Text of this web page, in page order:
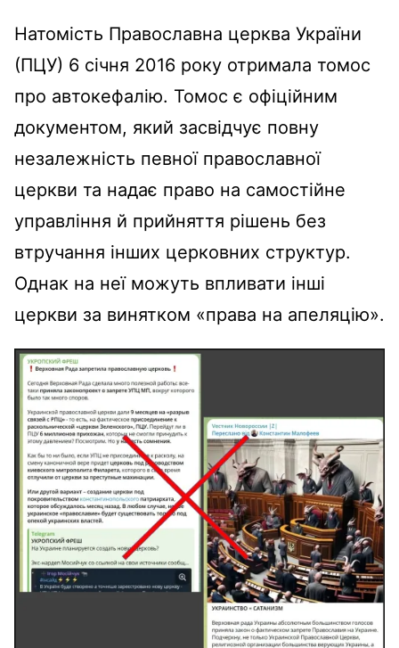
Натомість Православна церква України
(ПЦУ) 6 січня 2016 року отримала томос
про автокефалію. Томос є офіційним
документом, який засвідчує повну
незалежність певної православної
церкви та надає право на самостійне
управління й прийняття рішень без
втручання інших церковних структур.
Однак на неї можуть впливати інші
церкви за винятком «права на апеляцію».